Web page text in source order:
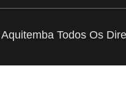
Aquitemba Todos Os